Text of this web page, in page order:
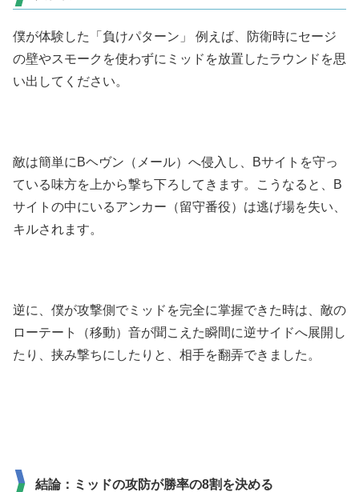
僕が体験した「負けパターン」 例えば、防衛時にセージ
の壁やスモークを使わずにミッドを放置したラウンドを思
い出してください。
敵は簡単にBヘヴン（メール）へ侵入し、Bサイトを守っ
ている味方を上から撃ち下ろしてきます。こうなると、B
サイトの中にいるアンカー（留守番役）は逃げ場を失い、
キルされます。
逆に、僕が攻撃側でミッドを完全に掌握できた時は、敵の
ローテート（移動）音が聞こえた瞬間に逆サイドへ展開し
たり、挟み撃ちにしたりと、相手を翻弄できました。
結論：ミッドの攻防が勝率の8割を決める